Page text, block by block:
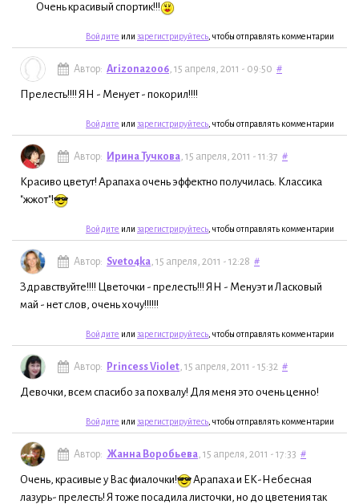
Очень красивый спортик!!!
Войдите или зарегистрируйтесь , чтобы отправлять комментарии
Автор: Arizona2006 , 15 апреля, 2011 - 09:50 #
Прелесть!!!! ЯН - Менует - покорил!!!!
Войдите или зарегистрируйтесь , чтобы отправлять комментарии
Автор: Ирина Тучкова , 15 апреля, 2011 - 11:37 #
Красиво цветут! Арапаха очень эффектно получилась. Классика
"жжот"!
Войдите или зарегистрируйтесь , чтобы отправлять комментарии
Автор: Sveto4ka , 15 апреля, 2011 - 12:28 #
Здравствуйте!!!! Цветочки - прелесть!!! ЯН - Менуэт и Ласковый
май - нет слов, очень хочу!!!!!!
Войдите или зарегистрируйтесь , чтобы отправлять комментарии
Автор: Princess Violet , 15 апреля, 2011 - 15:32 #
Девочки, всем спасибо за похвалу! Для меня это очень ценно!
Войдите или зарегистрируйтесь , чтобы отправлять комментарии
Автор: Жанна Воробьева , 15 апреля, 2011 - 17:33 #
Очень, красивые у Вас фиалочки!
Арапаха и ЕК-Небесная
лазурь- прелесть! Я тоже посадила листочки, но до цветения так